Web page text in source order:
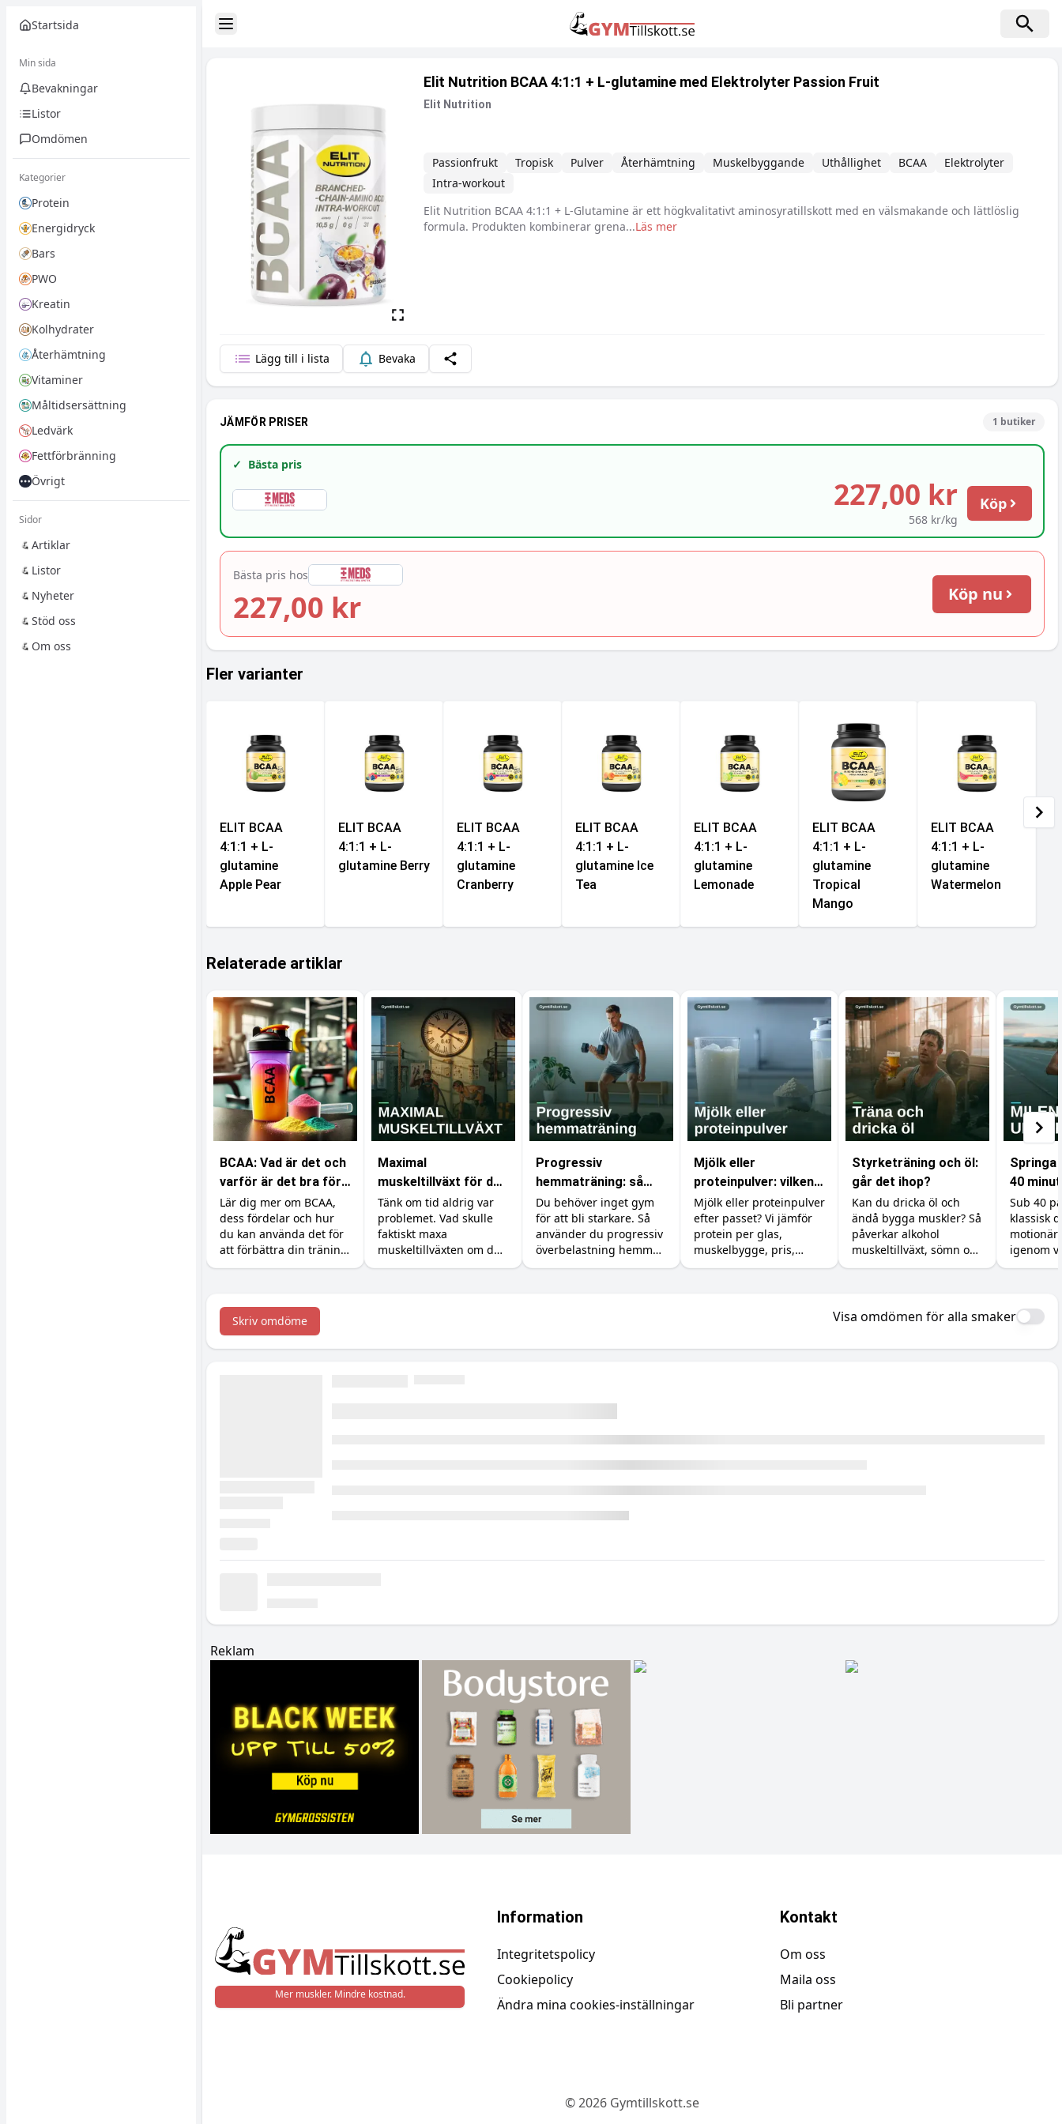
Startsida
Min sida
Bevakningar
Listor
Omdömen
Kategorier
Protein
Energidryck
Bars
PWO
Kreatin
Kolhydrater
Återhämtning
Vitaminer
Måltidsersättning
Ledvärk
Fettförbränning
Övrigt
Sidor
Artiklar
Listor
Nyheter
Stöd oss
Om oss
Toggle Sidebar
Elit Nutrition BCAA 4:1:1 + L-glutamine med Elektrolyter Passion Fruit
Elit Nutrition
Passionfrukt Tropisk Pulver Återhämtning Muskelbyggande Uthållighet BCAA
Elektrolyter
Intra-workout
Beskrivning
Elit Nutrition BCAA 4:1:1 + L-Glutamine är ett högkvalitativt aminosyratillskott med en välsmakande och lättlöslig
formula. Produkten kombinerar grena...Läs mer
Lägg till i lista Bevaka Dela
JÄMFÖR PRISER 1 butiker
✓ Bästa pris
227,00 kr
568 kr/kg
Köp
Bästa pris hos
227,00 kr Köp nu
Fler varianter
ELIT BCAA
4:1:1 + L-
glutamine
Apple Pear
ELIT BCAA
4:1:1 + L-
glutamine Berry
ELIT BCAA
4:1:1 + L-
glutamine
Cranberry
ELIT BCAA
4:1:1 + L-
glutamine Ice
Tea
ELIT BCAA
4:1:1 + L-
glutamine
Lemonade
ELIT BCAA
4:1:1 + L-
glutamine
Tropical
Mango
ELIT BCAA
4:1:1 + L-
glutamine
Watermelon
Relaterade artiklar
BCAA: Vad är det och
varför är det bra för
din träning?
Lär dig mer om BCAA,
dess fördelar och hur
du kan använda det för
att förbättra din träning
och återhämtning.
Maximal
muskeltillväxt för den
med obegränsad tid
Tänk om tid aldrig var
problemet. Vad skulle
faktiskt maxa
muskeltillväxten om du
kunde träna, äta och
Progressiv
hemmaträning: så
bygger du muskler
utan gym
Du behöver inget gym
för att bli starkare. Så
använder du progressiv
överbelastning hemma
med hantlar,
Mjölk eller
proteinpulver: vilken
proteinkälla ska du
välja?
Mjölk eller proteinpulver
efter passet? Vi jämför
protein per glas,
muskelbygge, pris,
kalorier och magen, så
Styrketräning och öl:
går det ihop?
Kan du dricka öl och
ändå bygga muskler? Så
påverkar alkohol
muskeltillväxt, sömn och
återhämtning, och så
Springa
40
dig
Sub 40
klassisk
igenom
krävs,
sista
Skriv omdöme Visa omdömen för alla smaker
Reklam
Mer muskler. Mindre kostnad.
Information
Integritetspolicy
Cookiepolicy
Ändra mina cookies-inställningar
Kontakt
Om oss
Maila oss
Bli partner
©2026Gymtillskott.se